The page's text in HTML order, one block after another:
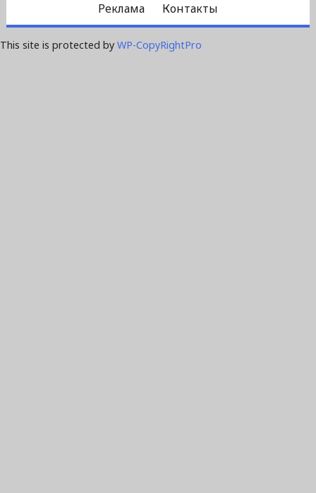
Реклама
Контакты
This site is protected by WP-CopyRightPro